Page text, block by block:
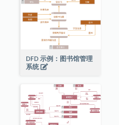
DFD 示例：图书馆管理
系统